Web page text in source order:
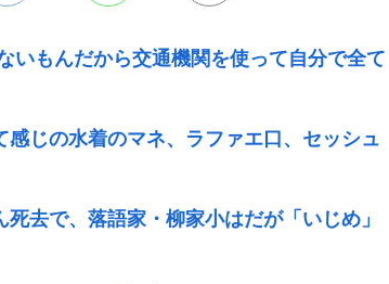
いもんだから交通機関を使って自分で全て
感じの水着のマネ、ラファエ口、セッシュ
去で、落語家・柳家小はだが「いじめ」